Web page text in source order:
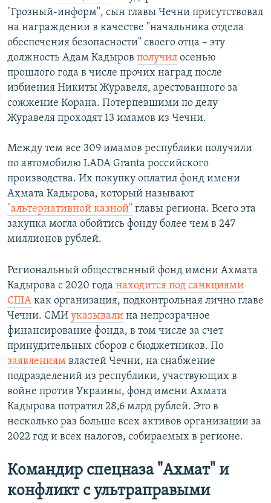
"Грозный-информ", сын главы Чечни присутствовал
на награждении в качестве "начальника отдела
обеспечения безопасности" своего отца – эту
должность Адам Кадыров получил осенью
прошлого года в числе прочих наград после
избиения Никиты Журавеля, арестованного за
сожжение Корана. Потерпевшими по делу
Журавеля проходят 13 имамов из Чечни.
Между тем все 309 имамов республики получили
по автомобилю LADA Granta российского
производства. Их покупку оплатил фонд имени
Ахмата Кадырова, который называют
"альтернативной казной" главы региона. Всего эта
закупка могла обойтись фонду более чем в 247
миллионов рублей.
Региональный общественный фонд имени Ахмата
Кадырова с 2020 года находится под санкциями
США как организация, подконтрольная лично главе
Чечни. СМИ указывали на непрозрачное
финансирование фонда, в том числе за счет
принудительных сборов с бюджетников. По
заявлениям властей Чечни, на снабжение
подразделений из республики, участвующих в
войне против Украины, фонд имени Ахмата
Кадырова потратил 28,6 млрд рублей. Это в
несколько раз больше всех активов организации за
2022 год и всех налогов, собираемых в регионе.
Командир спецназа "Ахмат" и
конфликт с ультраправыми